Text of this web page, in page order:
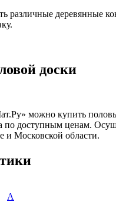
различные деревянные
доски
можно купить
по доступным ценам.
и Московской области.
А